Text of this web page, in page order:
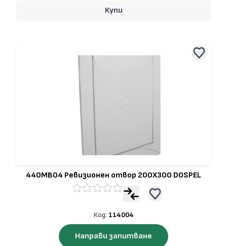
Купи
440MB04 Ревизионен отвор 200Х300 DOSPEL
Код: 114004
Направи запитване